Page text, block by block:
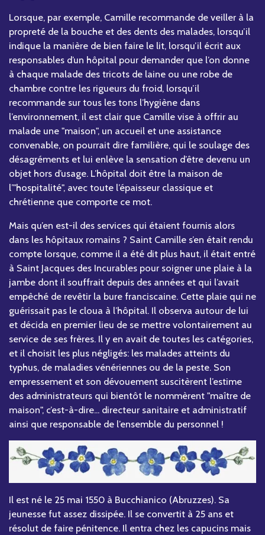
Lorsque, par exemple, Camille recommande de veiller à la
propreté de la bouche et des dents des malades, lorsqu’il
indique la manière de bien faire le lit, lorsqu’il écrit aux
responsables d’un hôpital pour demander que l’on donne
à chaque malade des tricots de laine ou une robe de
chambre contre les rigueurs du froid, lorsqu’il
recommande sur tous les tons l’hygiène dans
l’environnement, il est clair que Camille vise à offrir au
malade une "maison", un accueil et une assistance
convenable, on pourrait dire familière, qui le soulage des
désagréments et lui enlève la sensation d’être devenu un
objet hors d’usage. L’hôpital doit être la maison de
l’"hospitalité", avec toute l’épaisseur classique et
chrétienne que comporte ce mot.
Mais qu’en est-il des services qui étaient fournis alors
dans les hôpitaux romains ? Saint Camille s’en était rendu
compte lorsque, comme il a été dit plus haut, il était entré
à Saint Jacques des Incurables pour soigner une plaie à la
jambe dont il souffrait depuis des années et qui l’avait
empêché de revêtir la bure franciscaine. Cette plaie qui ne
guérissait pas le cloua à l’hôpital. Il observa autour de lui
et décida en premier lieu de se mettre volontairement au
service de ses frères. Il y en avait de toutes les catégories,
et il choisit les plus négligés: les malades atteints du
typhus, de maladies vénériennes ou de la peste. Son
empressement et son dévouement suscitèrent l’estime
des administrateurs qui bientôt le nommèrent "maître de
maison", c’est-à-dire... directeur sanitaire et administratif
ainsi que responsable de l’ensemble du personnel !
Il est né le 25 mai 1550 à Bucchianico (Abruzzes). Sa
jeunesse fut assez dissipée. Il se convertit à 25 ans et
résolut de faire pénitence. Il entra chez les capucins mais